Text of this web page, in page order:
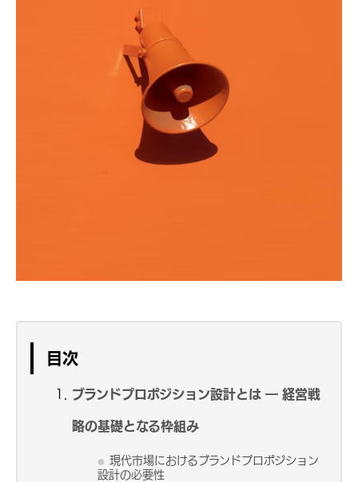
目次
ブランドプロポジション設計とは ― 経営戦
略の基礎となる枠組み
現代市場におけるブランドプロポジション
設計の必要性